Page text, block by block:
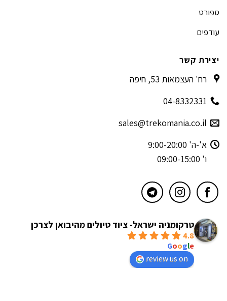
ספורט
עודפים
יצירת קשר
רח' העצמאות 53, חיפה
04-8332331
sales@trekomania.co.il
א'-ה' 9:00-20:00
ו' 09:00-15:00
טרקומניה ישראל- ציוד טיולים מהיבואן לצרכן
4.8
Google
review us on